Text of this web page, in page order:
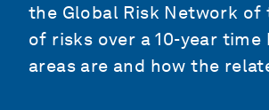
the Global Risk Network
of risks over a 10-year
areas are and how the